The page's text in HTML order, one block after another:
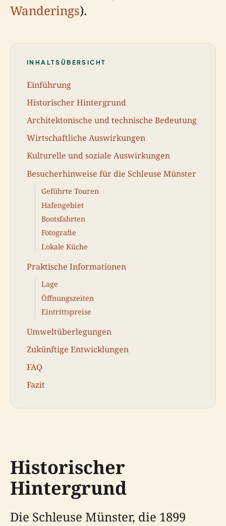
Wanderings).
INHALTSÜBERSICHT
Einführung
Historischer Hintergrund
Architektonische und technische Bedeutung
Wirtschaftliche Auswirkungen
Kulturelle und soziale Auswirkungen
Besucherhinweise für die Schleuse Münster
Geführte Touren
Hafengebiet
Bootsfahrten
Fotografie
Lokale Küche
Praktische Informationen
Lage
Öffnungszeiten
Eintrittspreise
Umweltüberlegungen
Zukünftige Entwicklungen
FAQ
Fazit
Historischer
Hintergrund
Die Schleuse Münster, die 1899